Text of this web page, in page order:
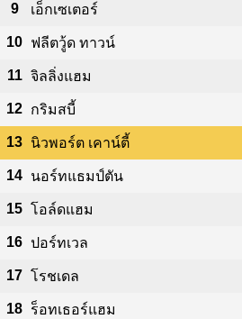
9 เอ็กเซเตอร์
10 ฟลีตวู้ด ทาวน์
11 จิลลิ่งแฮม
12 กริมสบี้
13 นิวพอร์ต เคาน์ตี้
14 นอร์ทแธมป์ตัน
15 โอล์ดแฮม
16 ปอร์ทเวล
17 โรชเดล
18 ร็อทเธอร์แฮม